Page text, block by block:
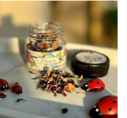
Dodaj u korpu